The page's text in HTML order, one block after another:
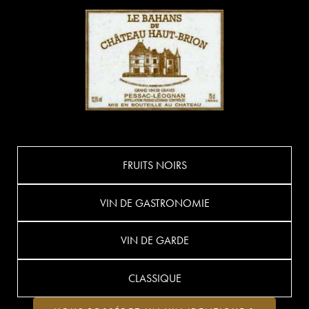
FRUITS NOIRS
VIN DE GASTRONOMIE
VIN DE GARDE
CLASSIQUE